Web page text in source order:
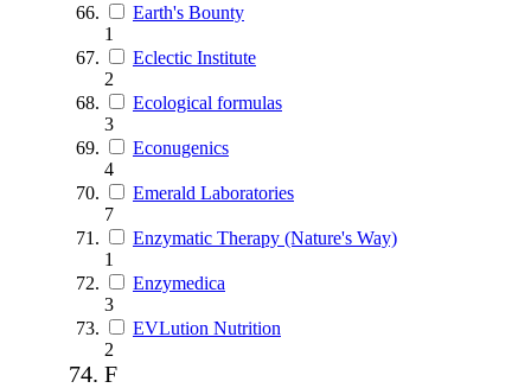
Earth's Bounty
1
Eclectic Institute
2
Ecological formulas
3
Econugenics
4
Emerald Laboratories
7
Enzymatic Therapy (Nature's Way)
1
Enzymedica
3
EVLution Nutrition
2
F